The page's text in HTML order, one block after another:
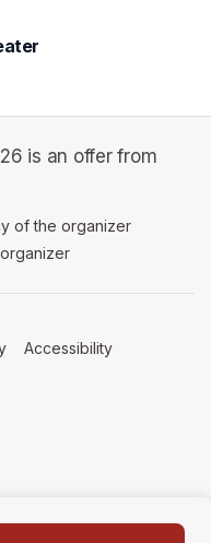
is an offer from
tab)
of the organizer
(opens in a new tab)
Accessibility